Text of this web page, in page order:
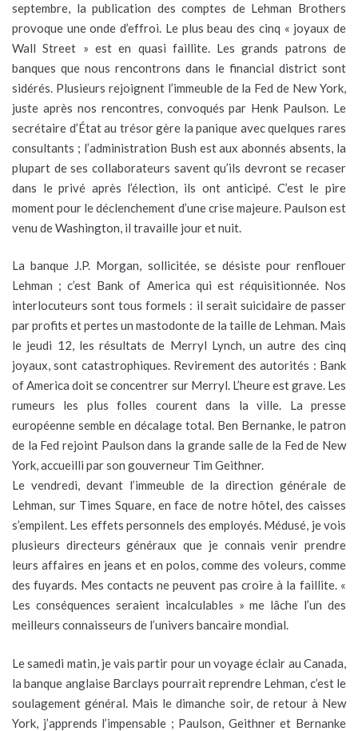
septembre, la publication des comptes de Lehman Brothers
provoque une onde d’effroi. Le plus beau des cinq « joyaux de
Wall Street » est en quasi faillite. Les grands patrons de
banques que nous rencontrons dans le financial district sont
sidérés. Plusieurs rejoignent l’immeuble de la Fed de New York,
juste après nos rencontres, convoqués par Henk Paulson. Le
secrétaire d’État au trésor gère la panique avec quelques rares
consultants ; l’administration Bush est aux abonnés absents, la
plupart de ses collaborateurs savent qu’ils devront se recaser
dans le privé après l’élection, ils ont anticipé. C’est le pire
moment pour le déclenchement d’une crise majeure. Paulson est
venu de Washington, il travaille jour et nuit.
La banque J.P. Morgan, sollicitée, se désiste pour renflouer
Lehman ; c’est Bank of America qui est réquisitionnée. Nos
interlocuteurs sont tous formels : il serait suicidaire de passer
par profits et pertes un mastodonte de la taille de Lehman. Mais
le jeudi 12, les résultats de Merryl Lynch, un autre des cinq
joyaux, sont catastrophiques. Revirement des autorités : Bank
of America doit se concentrer sur Merryl. L’heure est grave. Les
rumeurs les plus folles courent dans la ville. La presse
européenne semble en décalage total. Ben Bernanke, le patron
de la Fed rejoint Paulson dans la grande salle de la Fed de New
York, accueilli par son gouverneur Tim Geithner.
Le vendredi, devant l’immeuble de la direction générale de
Lehman, sur Times Square, en face de notre hôtel, des caisses
s’empilent. Les effets personnels des employés. Médusé, je vois
plusieurs directeurs généraux que je connais venir prendre
leurs affaires en jeans et en polos, comme des voleurs, comme
des fuyards. Mes contacts ne peuvent pas croire à la faillite. «
Les conséquences seraient incalculables » me lâche l’un des
meilleurs connaisseurs de l’univers bancaire mondial.
Le samedi matin, je vais partir pour un voyage éclair au Canada,
la banque anglaise Barclays pourrait reprendre Lehman, c’est le
soulagement général. Mais le dimanche soir, de retour à New
York, j’apprends l’impensable ; Paulson, Geithner et Bernanke